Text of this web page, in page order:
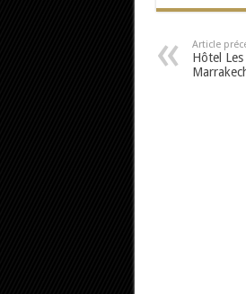
Article
Hôtel